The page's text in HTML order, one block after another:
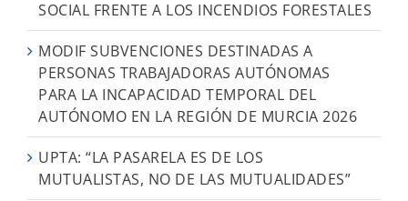
SOCIAL FRENTE A LOS INCENDIOS FORESTALES
MODIF SUBVENCIONES DESTINADAS A
PERSONAS TRABAJADORAS AUTÓNOMAS
PARA LA INCAPACIDAD TEMPORAL DEL
AUTÓNOMO EN LA REGIÓN DE MURCIA 2026
UPTA: “LA PASARELA ES DE LOS
MUTUALISTAS, NO DE LAS MUTUALIDADES”